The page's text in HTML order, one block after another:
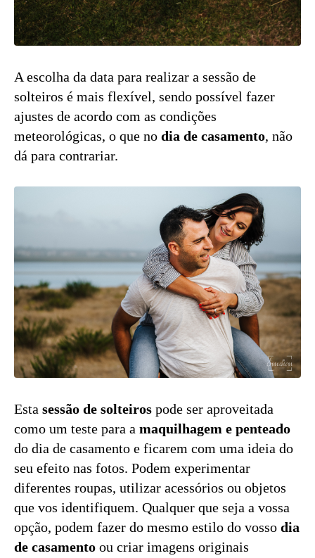
A escolha da data para realizar a sessão de
solteiros é mais flexível, sendo possível fazer
ajustes de acordo com as condições
meteorológicas, o que no dia de casamento, não
dá para contrariar.
Esta sessão de solteiros pode ser aproveitada
como um teste para a maquilhagem e penteado
do dia de casamento e ficarem com uma ideia do
seu efeito nas fotos. Podem experimentar
diferentes roupas, utilizar acessórios ou objetos
que vos identifiquem. Qualquer que seja a vossa
opção, podem fazer do mesmo estilo do vosso dia
de casamento ou criar imagens originais